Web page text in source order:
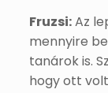
Fruzsi:Az
mennyire
tanárok is.
hogy ott